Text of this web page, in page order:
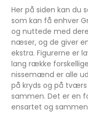
Her på siden kan du
som kan få enhver
og nuttede med
næser, og de giver
ekstra. Figurerne er
lang række
nissemænd er alle
på kryds og på
sammen. Det er en
ensartet og